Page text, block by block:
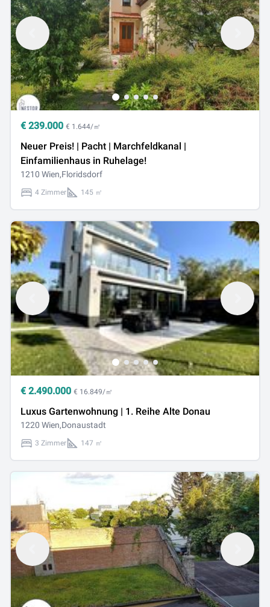
€ 239.000 € 1.644/㎡
Neuer Preis! | Pacht | Marchfeldkanal |
Einfamilienhaus in Ruhelage!
1210 Wien,Floridsdorf
4 Zimmer 145 ㎡
€ 2.490.000 € 16.849/㎡
Luxus Gartenwohnung | 1. Reihe Alte Donau
1220 Wien,Donaustadt
3 Zimmer 147 ㎡